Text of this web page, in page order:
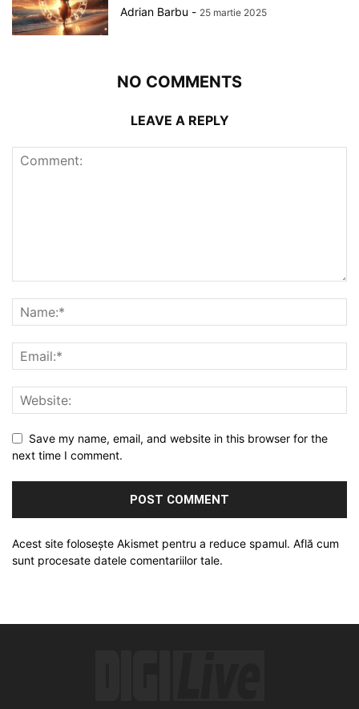
Adrian Barbu - 25 martie 2025
NO COMMENTS
LEAVE A REPLY
Save my name, email, and website in this browser for the
next time I comment.
Acest site folosește Akismet pentru a reduce spamul. Află cum
sunt procesate datele comentariilor tale.